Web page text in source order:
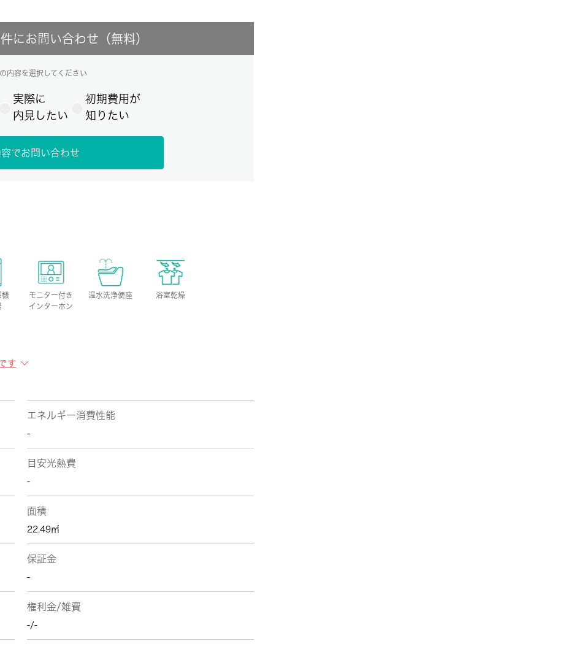
にお問い合わせ（無料）
内容を選択してください
実際に
内見したい
初期費用が
知りたい
容でお問い合わせ
機
モニター付き
インターホン
温水洗浄便座 浴室乾燥
す
エネルギー消費性能
-
目安光熱費
-
面積
22.49㎡
保証金
-
権利金/雑費
-/-